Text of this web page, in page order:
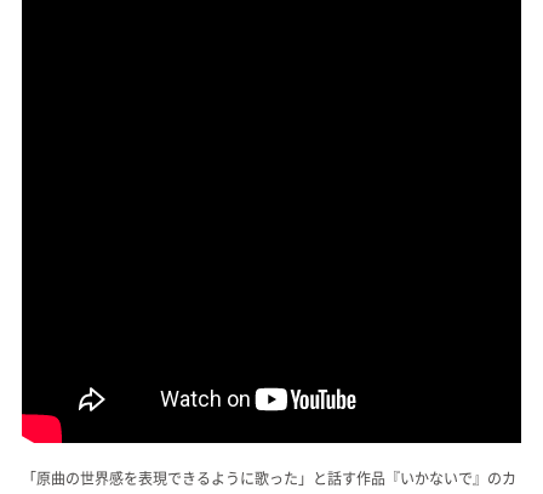
「原曲の世界感を表現できるように歌った」と話す作品『いかないで』のカ